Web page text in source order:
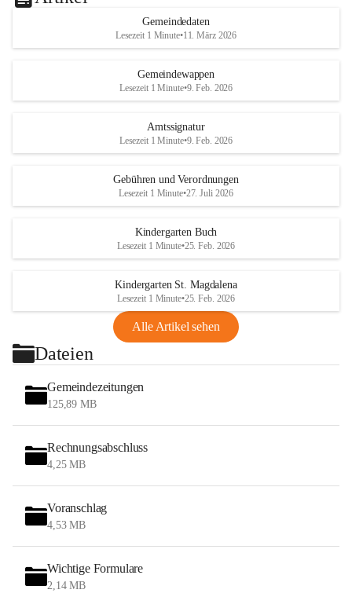
Gemeindedaten
Lesezeit 1 Minute•11. März 2026
Gemeindewappen
Lesezeit 1 Minute•9. Feb. 2026
Amtssignatur
Lesezeit 1 Minute•9. Feb. 2026
Gebühren und Verordnungen
Lesezeit 1 Minute•27. Juli 2026
Kindergarten Buch
Lesezeit 1 Minute•25. Feb. 2026
Kindergarten St. Magdalena
Lesezeit 1 Minute•25. Feb. 2026
Alle Artikel sehen
Dateien
Gemeindezeitungen
125,89 MB
Rechnungsabschluss
4,25 MB
Voranschlag
4,53 MB
Wichtige Formulare
2,14 MB